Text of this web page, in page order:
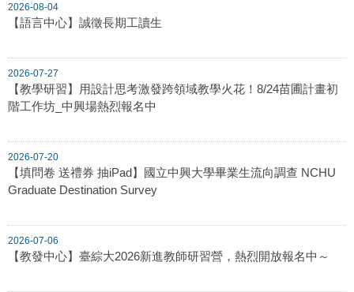
2026-08-04
【語言中心】誠徵長期工讀生
2026-07-27
【教學研習】用設計思考激發跨領域教學火花！8/24苗圃計畫初
階工作坊_中興場熱烈報名中
2026-07-20
【填問卷 送禮券 抽iPad】國立中興大學畢業生流向調查 NCHU
Graduate Destination Survey
2026-07-06
【教發中心】臺綜大2026新進教師研習營，熱烈開放報名中～